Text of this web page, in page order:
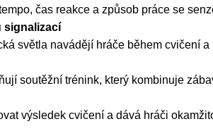
čas reakce a způsob práce se
signalizací
světla navádějí hráče během cvičení
soutěžní trénink, který kombinuje
výsledek cvičení a dává hráči